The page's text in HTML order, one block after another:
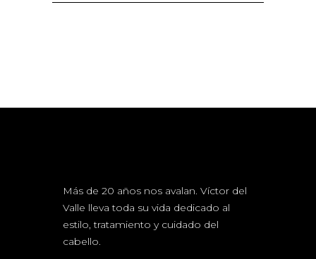
Más de 20 años nos avalan. Víctor del
Valle lleva toda su vida dedicado al
estilo, tratamiento y cuidado del
cabello.